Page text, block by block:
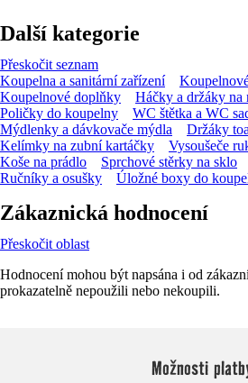
Další kategorie
Přeskočit seznam
Koupelna a sanitární zařízení
Koupelnové doplňky
Háčky a držáky na
Poličky do koupelny
WC štětka a WC
Mýdlenky a dávkovače mýdla
Držáky
Kelímky na zubní kartáčky
Vysoušeče
Koše na prádlo
Sprchové stěrky na sklo
Ručníky a osušky
Úložné boxy do
Zákaznická hodnocení
Přeskočit oblast
Hodnocení mohou být napsána i od
prokazatelně nepoužili nebo nekoupili.
Možnosti